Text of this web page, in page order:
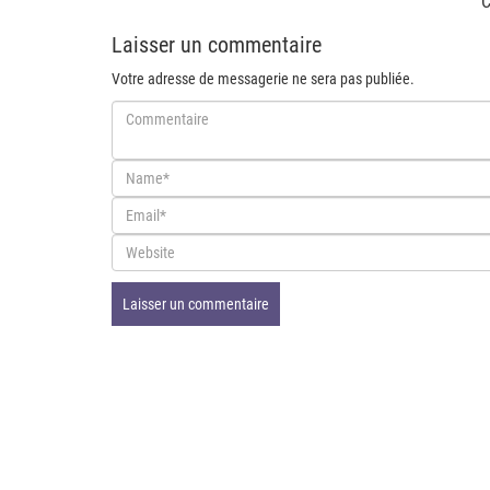
Laisser un commentaire
Votre adresse de messagerie ne sera pas publiée.